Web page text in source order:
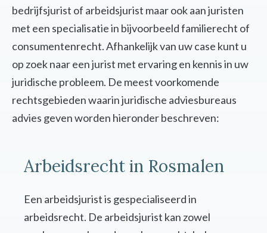
bedrijfsjurist of arbeidsjurist maar ook aan juristen
met een specialisatie in bijvoorbeeld familierecht of
consumentenrecht. Afhankelijk van uw case kunt u
op zoek naar een jurist met ervaring en kennis in uw
juridische probleem. De meest voorkomende
rechtsgebieden waarin juridische adviesbureaus
advies geven worden hieronder beschreven:
Arbeidsrecht in Rosmalen
Een arbeidsjurist is gespecialiseerd in
arbeidsrecht. De arbeidsjurist kan zowel